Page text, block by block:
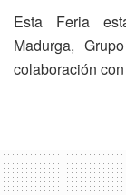
Esta Feria
Madurga,
colaboración